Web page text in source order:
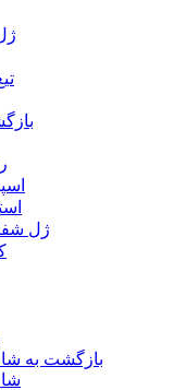
ژل
بازگشت به